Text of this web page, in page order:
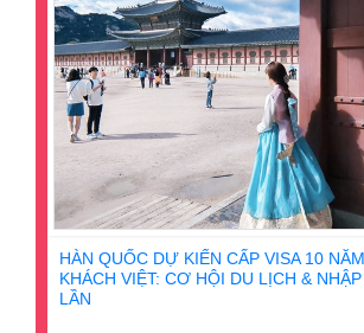
HÀN QUỐC DỰ KIẾN CẤP VISA 10
KHÁCH VIỆT: CƠ HỘI DU LỊCH &
LẦN